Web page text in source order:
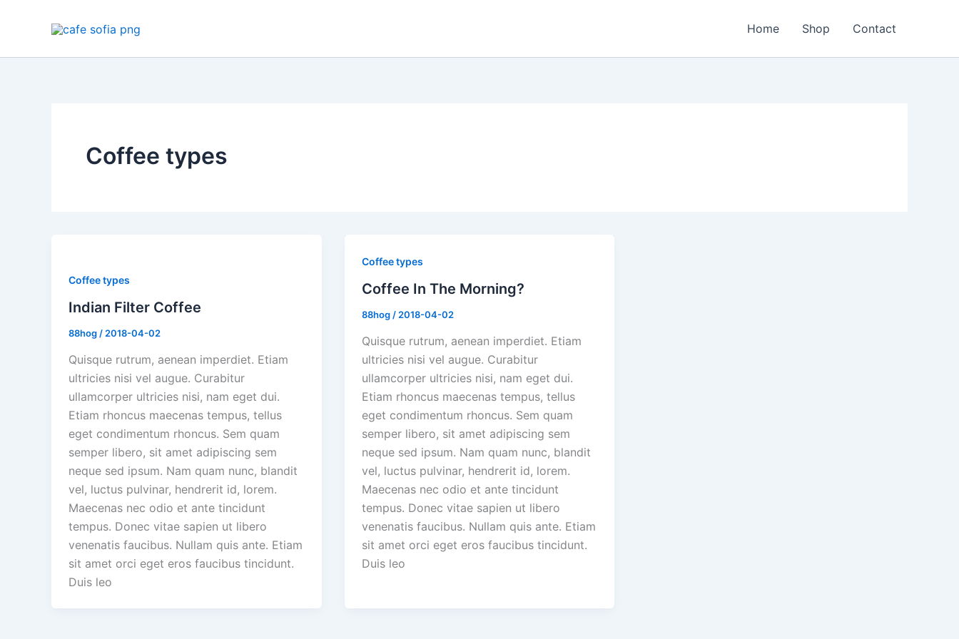
Home Shop Сontact
Coffee types
Coffee types
Indian Filter Coffee
88hog / 2018-04-02
Quisque rutrum, aenean imperdiet. Etiam
ultricies nisi vel augue. Curabitur
ullamcorper ultricies nisi, nam eget dui.
Etiam rhoncus maecenas tempus, tellus
eget condimentum rhoncus. Sem quam
semper libero, sit amet adipiscing sem
neque sed ipsum. Nam quam nunc, blandit
vel, luctus pulvinar, hendrerit id, lorem.
Maecenas nec odio et ante tincidunt
tempus. Donec vitae sapien ut libero
venenatis faucibus. Nullam quis ante. Etiam
sit amet orci eget eros faucibus tincidunt.
Duis leo
Coffee types
Coffee In The Morning?
88hog / 2018-04-02
Quisque rutrum, aenean imperdiet. Etiam
ultricies nisi vel augue. Curabitur
ullamcorper ultricies nisi, nam eget dui.
Etiam rhoncus maecenas tempus, tellus
eget condimentum rhoncus. Sem quam
semper libero, sit amet adipiscing sem
neque sed ipsum. Nam quam nunc, blandit
vel, luctus pulvinar, hendrerit id, lorem.
Maecenas nec odio et ante tincidunt
tempus. Donec vitae sapien ut libero
venenatis faucibus. Nullam quis ante. Etiam
sit amet orci eget eros faucibus tincidunt.
Duis leo